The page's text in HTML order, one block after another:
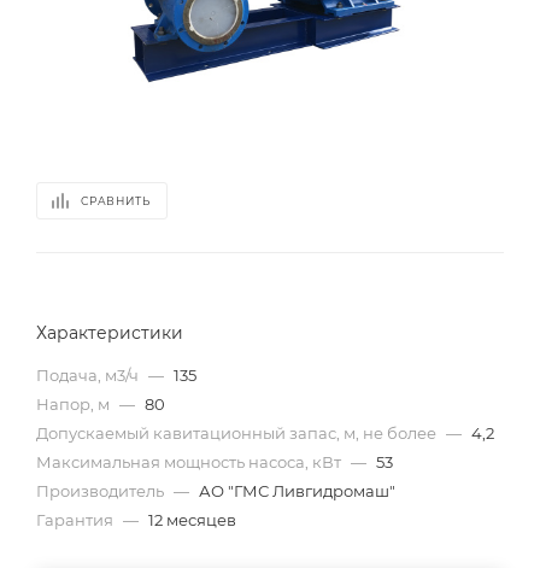
СРАВНИТЬ
Характеристики
Подача, м3/ч — 135
Напор, м — 80
Допускаемый кавитационный запас, м, не более — 4,2
Максимальная мощность насоса, кВт — 53
Производитель — АО "ГМС Ливгидромаш"
Гарантия — 12 месяцев